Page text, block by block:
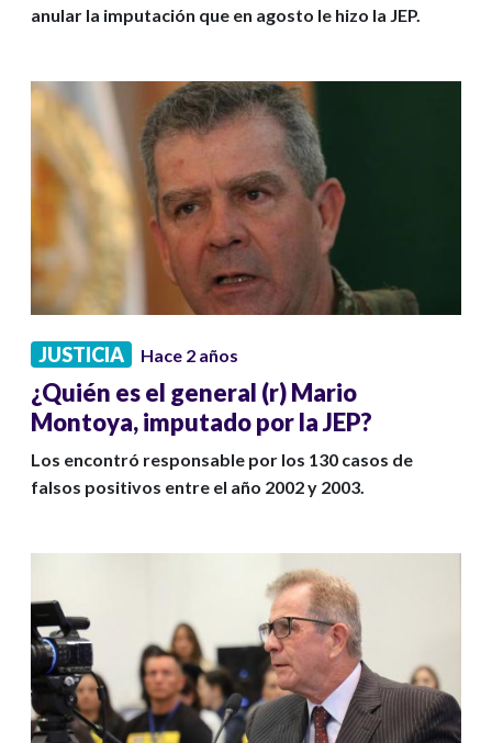
anular la imputación que en agosto le hizo la JEP.
JUSTICIA Hace 2 años
¿Quién es el general (r) Mario
Montoya, imputado por la JEP?
Los encontró responsable por los 130 casos de
falsos positivos entre el año 2002 y 2003.